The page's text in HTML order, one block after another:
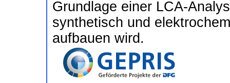
Grundlage einer LCA-
synthetisch und
aufbauen wird.